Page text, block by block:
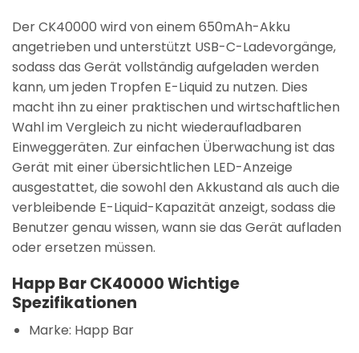
Der CK40000 wird von einem 650mAh-Akku
angetrieben und unterstützt USB-C-Ladevorgänge,
sodass das Gerät vollständig aufgeladen werden
kann, um jeden Tropfen E-Liquid zu nutzen. Dies
macht ihn zu einer praktischen und wirtschaftlichen
Wahl im Vergleich zu nicht wiederaufladbaren
Einweggeräten. Zur einfachen Überwachung ist das
Gerät mit einer übersichtlichen LED-Anzeige
ausgestattet, die sowohl den Akkustand als auch die
verbleibende E-Liquid-Kapazität anzeigt, sodass die
Benutzer genau wissen, wann sie das Gerät aufladen
oder ersetzen müssen.
Happ Bar CK40000 Wichtige
Spezifikationen
Marke: Happ Bar